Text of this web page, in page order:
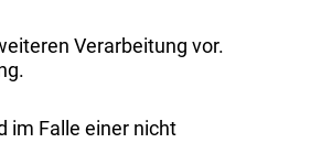
Verarbeitung vor.
im Falle einer nicht